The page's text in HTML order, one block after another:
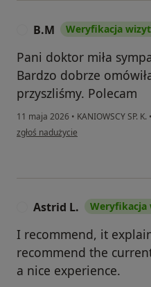
B.M Weryfikacja
Pani doktor miła
Bardzo dobrze
przyszliśmy. Polecam
11 maja 2026 • KANIOWSCY SP. K. •
w opinii użytkownika B.M
zgłoś nadużycie
Astrid L. Weryfikacja
I recommend, it
recommend the
a nice experience.